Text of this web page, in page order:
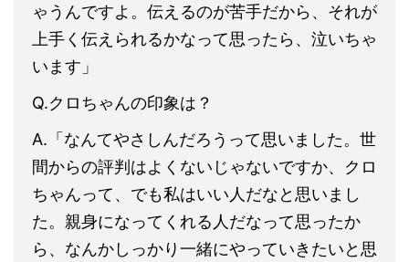
ゃうんですよ。伝えるのが苦手だから、それが
上手く伝えられるかなって思ったら、泣いちゃ
います」
Q.クロちゃんの印象は？
A.「なんてやさしんだろうって思いました。世
間からの評判はよくないじゃないですか、クロ
ちゃんって、でも私はいい人だなと思いまし
た。親身になってくれる人だなって思ったか
ら、なんかしっかり一緒にやっていきたいと思